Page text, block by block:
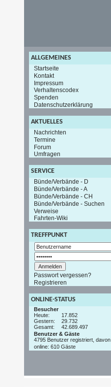
ALLGEMEINES
Startseite
Kontakt
Impressum
Verhaltenscodex
Spenden
Datenschutzerklärung
AKTUELLES
Nachrichten
Termine
Forum
Umfragen
SERVICE
Bünde/Verbände - D
Bünde/Verbände - A
Bünde/Verbände - CH
Bünde/Verbände - Suchen
Verweise
Fahrten-Wiki
TREFFPUNKT
Passwort vergessen?
Registrieren
ONLINE-STATUS
Besucher
Heute:
17.852
Gestern:
29.732
Gesamt:
42.689.497
Benutzer & Gäste
4795 Benutzer registriert, davon
online: 610 Gäste